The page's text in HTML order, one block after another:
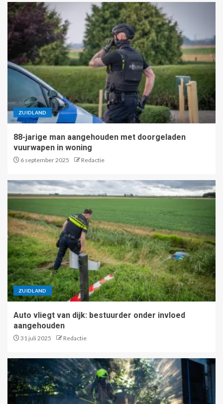
ZUIDLAND
88-jarige man aangehouden met doorgeladen
vuurwapen in woning
6 september 2025 Redactie
ZUIDLAND
Auto vliegt van dijk: bestuurder onder invloed
aangehouden
31 juli 2025 Redactie